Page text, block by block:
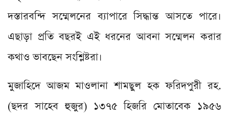
দস্তারবন্দি সম্মেলনের ব্যাপারে সিদ্ধান্ত আসতে পারে।
এছাড়া প্রতি বছরই এই ধরনের আবনা সম্মেলন করার
কথাও ভাবছেন সংশ্লিষ্টরা।
মুজাহিদে আজম মাওলানা শামছুল হক ফরিদপুরী রহ.
(ছদর সাহেব হুজুর) ১৩৭৫ হিজরি মোতাবেক ১৯৫৬